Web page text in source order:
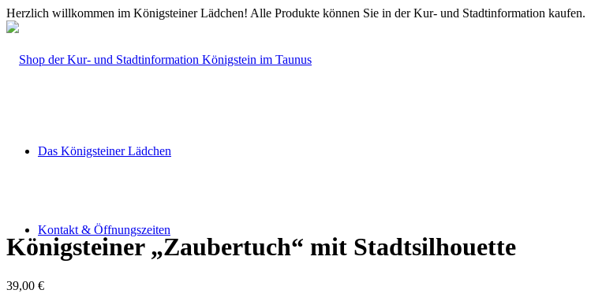
Herzlich willkommen im Königsteiner Lädchen! Alle Produkte können Sie in der Kur- und Stadtinformation kaufen.
Das Königsteiner Lädchen
Kontakt & Öffnungszeiten
Königsteiner „Zaubertuch“ mit Stadtsilhouette
39,00 €